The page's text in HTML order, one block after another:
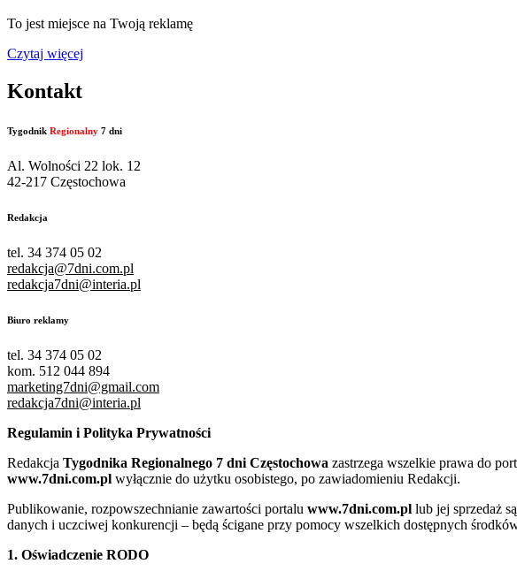
To jest miejsce na Twoją reklamę
Czytaj więcej
Kontakt
Tygodnik Regionalny 7 dni
Al. Wolności 22 lok. 12
42-217 Częstochowa
Redakcja
tel. 34 374 05 02
redakcja@7dni.com.pl
redakcja7dni@interia.pl
Biuro reklamy
tel. 34 374 05 02
kom. 512 044 894
marketing7dni@gmail.com
redakcja7dni@interia.pl
Regulamin i Polityka Prywatności
Redakcja Tygodnika Regionalnego 7 dni Częstochowa zastrzega wszelkie prawa do
www.7dni.com.pl wyłącznie do użytku osobistego, po zawiadomieniu Redakcji.
Publikowanie, rozpowszechnianie zawartości portalu www.7dni.com.pl lub jej sprzedaż
danych i uczciwej konkurencji – będą ścigane przy pomocy wszelkich dostępnych
1. Oświadczenie RODO